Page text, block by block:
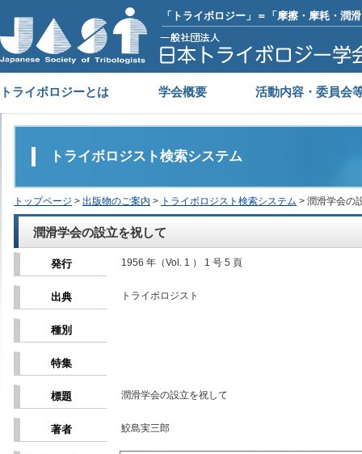
「トライボロジー」＝「摩擦・摩耗・潤
トライボロジーとは 学会概要 活動内容・委員会
トライボロジスト検索システム
トップページ > 出版物のご案内 > トライボロジスト検索システム > 潤滑学会の
潤滑学会の設立を祝して
発行 1956 年（Vol. 1 ） 1 号 5 頁
出典 トライボロジスト
種別
特集
標題 潤滑学会の設立を祝して
著者 鮫島実三郎